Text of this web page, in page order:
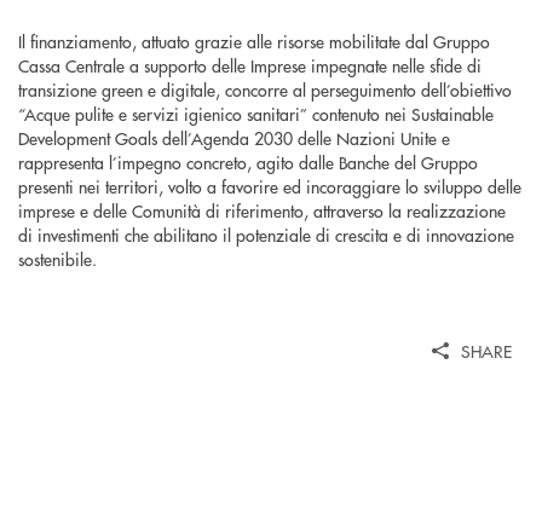
Il finanziamento, attuato grazie alle risorse mobilitate dal Gruppo
Cassa Centrale a supporto delle Imprese impegnate nelle sfide di
transizione green e digitale, concorre al perseguimento dell’obiettivo
“Acque pulite e servizi igienico sanitari” contenuto nei Sustainable
Development Goals dell’Agenda 2030 delle Nazioni Unite e
rappresenta l’impegno concreto, agito dalle Banche del Gruppo
presenti nei territori, volto a favorire ed incoraggiare lo sviluppo delle
imprese e delle Comunità di riferimento, attraverso la realizzazione
di investimenti che abilitano il potenziale di crescita e di innovazione
sostenibile.
SHARE